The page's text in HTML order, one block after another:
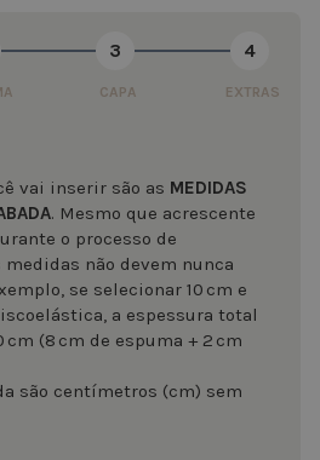
3
CAPA
4
EXTRAS
vai inserir são as MEDIDAS
. Mesmo que acrescente
o processo de
não devem nunca
se selecionar 10 cm e
a espessura total
cm (8 cm de espuma + 2 cm
são centímetros (cm) sem